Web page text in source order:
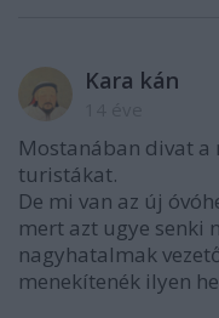
Kara kán
Mostanában divat a
turistákat.
De mi van az új
mert azt ugye senki
nagyhatalmak
menekítenék ilyen